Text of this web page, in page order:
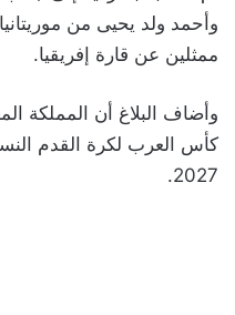
وأحمد ولد يحيى من
ممثلين عن قارة إفريقيا.
وأضاف البلاغ أن المملكة
2027.